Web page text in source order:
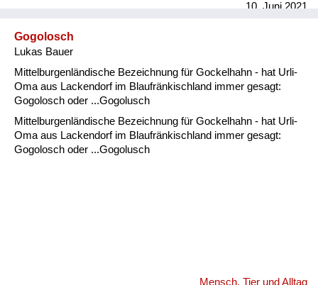
10. Juni 2021
Gogolosch
Lukas Bauer
Mittelburgenländische Bezeichnung für Gockelhahn - hat Urli-
Oma aus Lackendorf im Blaufränkischland immer gesagt:
Gogolosch oder ...Gogolusch
Mittelburgenländische Bezeichnung für Gockelhahn - hat Urli-
Oma aus Lackendorf im Blaufränkischland immer gesagt:
Gogolosch oder ...Gogolusch
Mensch, Tier und Alltag